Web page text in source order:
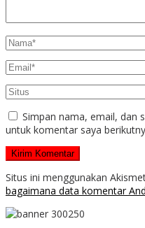
Simpan nama, email, dan
untuk komentar saya
Situs ini menggunakan
bagaimana data komentar